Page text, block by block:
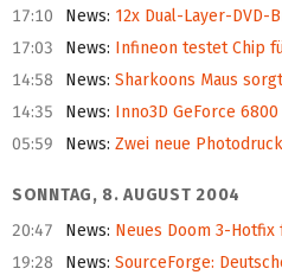
17:10 News: 12x Dual-Layer-
17:03 News: Infineon testet Chip
14:58 News: Sharkoons Maus
14:35 News: Inno3D GeForce
05:59 News: Zwei neue
SONNTAG, 8. AUGUST 2004
20:47
News: Neues Doom 3-Hotfix
19:28 News: SourceForge: